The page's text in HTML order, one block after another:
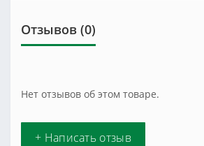
Отзывов (0)
Нет отзывов об этом товаре.
+ Написать отзыв